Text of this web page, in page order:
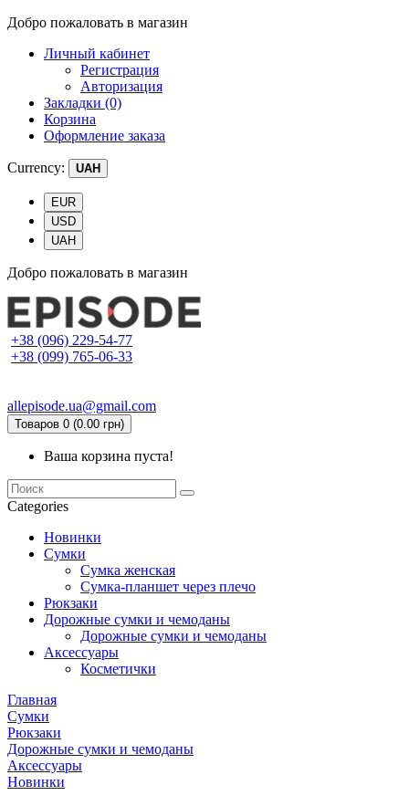
Добро пожаловать в магазин
Личный кабинет
Регистрация
Авторизация
Закладки (0)
Корзина
Оформление заказа
Currency: UAH
EUR
USD
UAH
Добро пожаловать в магазин
+38 (096) 229-54-77
+38 (099) 765-06-33
allepisode.ua@gmail.com
Товаров 0 (0.00 грн)
Ваша корзина пуста!
Categories
Новинки
Сумки
Сумка женская
Сумка-планшет через плечо
Рюкзаки
Дорожные сумки и чемоданы
Дорожные сумки и чемоданы
Аксессуары
Косметички
Главная
Сумки
Рюкзаки
Дорожные сумки и чемоданы
Аксессуары
Новинки